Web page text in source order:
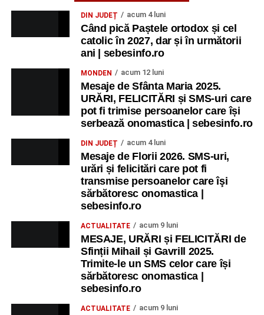
DIN JUDEȚ acum 4 luni
Când pică Paștele ortodox și cel
catolic în 2027, dar și în următorii
ani | sebesinfo.ro
MONDEN acum 12 luni
Mesaje de Sfânta Maria 2025.
URĂRI, FELICITĂRI și SMS-uri care
pot fi trimise persoanelor care își
serbează onomastica | sebesinfo.ro
DIN JUDEȚ acum 4 luni
Mesaje de Florii 2026. SMS-uri,
urări și felicitări care pot fi
transmise persoanelor care îşi
sărbătoresc onomastica |
sebesinfo.ro
ACTUALITATE acum 9 luni
MESAJE, URĂRI și FELICITĂRI de
Sfinții Mihail și Gavrill 2025.
Trimite-le un SMS celor care își
sărbătoresc onomastica |
sebesinfo.ro
ACTUALITATE acum 9 luni